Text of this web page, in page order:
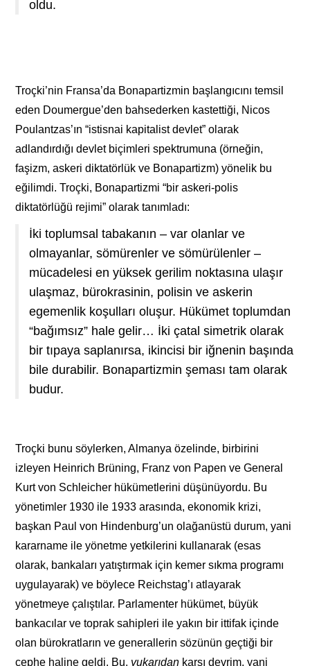
oldu.
Troçki’nin Fransa’da Bonapartizmin başlangıcını temsil
eden Doumergue’den bahsederken kastettiği, Nicos
Poulantzas’ın “istisnai kapitalist devlet” olarak
adlandırdığı devlet biçimleri spektrumuna (örneğin,
faşizm, askeri diktatörlük ve Bonapartizm) yönelik bu
eğilimdi. Troçki, Bonapartizmi “bir askeri-polis
diktatörlüğü rejimi” olarak tanımladı:
İki toplumsal tabakanın – var olanlar ve
olmayanlar, sömürenler ve sömürülenler –
mücadelesi en yüksek gerilim noktasına ulaşır
ulaşmaz, bürokrasinin, polisin ve askerin
egemenlik koşulları oluşur. Hükümet toplumdan
“bağımsız” hale gelir… İki çatal simetrik olarak
bir tıpaya saplanırsa, ikincisi bir iğnenin başında
bile durabilir. Bonapartizmin şeması tam olarak
budur.
Troçki bunu söylerken, Almanya özelinde, birbirini
izleyen Heinrich Brüning, Franz von Papen ve General
Kurt von Schleicher hükümetlerini düşünüyordu. Bu
yönetimler 1930 ile 1933 arasında, ekonomik krizi,
başkan Paul von Hindenburg’un olağanüstü durum, yani
kararname ile yönetme yetkilerini kullanarak (esas
olarak, bankaları yatıştırmak için kemer sıkma programı
uygulayarak) ve böylece Reichstag’ı atlayarak
yönetmeye çalıştılar. Parlamenter hükümet, büyük
bankacılar ve toprak sahipleri ile yakın bir ittifak içinde
olan bürokratların ve generallerin sözünün geçtiği bir
cephe haline geldi. Bu, yukarıdan karşı devrim, yani